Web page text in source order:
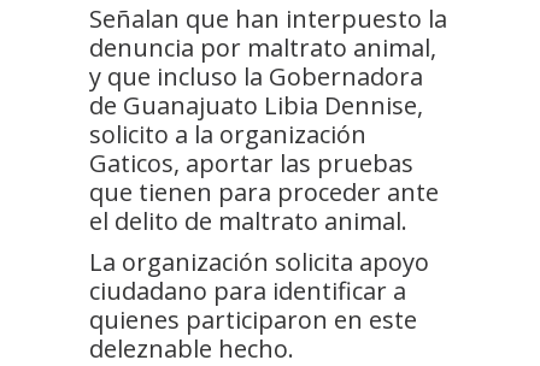
Señalan que han interpuesto la
denuncia por maltrato animal,
y que incluso la Gobernadora
de Guanajuato Libia Dennise,
solicito a la organización
Gaticos, aportar las pruebas
que tienen para proceder ante
el delito de maltrato animal.
La organización solicita apoyo
ciudadano para identificar a
quienes participaron en este
deleznable hecho.